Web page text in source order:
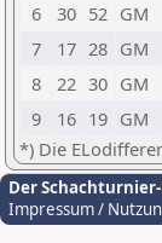
6
30 52 GM
7
17 28 GM
8
22 30 GM
9
16 19 GM
*) Die
Der
Impressum /